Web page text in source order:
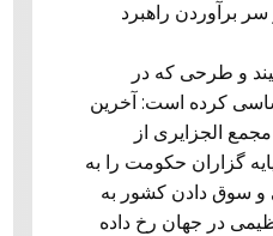
برآوردن راهبرد
و طرحی که در
کرده است: آخرین
الجزایری از
گزاران حکومت را به
و سوق دادن کشور به
در جهان رخ داده